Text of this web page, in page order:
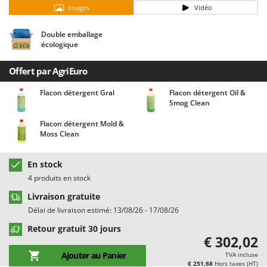
Chaudrons électriques pour polenta
Cisailles taille-haies manuelles
Climatiseurs
Compresseurs d'air électriques
Compresseurs pour la récolte des olives et la taille
Coupe-bordures - Trimmers
Coupe-branches
Couveuses à œufs
Cultivateurs Tiller à ressorts - Extirpateurs
D
Débroussailleuses
Déplaqueuses de gazon
Barbieri
Benassi
Beper
Berkel
Bernardi
Besser Vacuum
Bestway
Beta tools
Black & Decker
BlackStone
Blue Bird
Bomet
Images Vidéo
Double emballage
écologique
Offert par AgriEuro
Flacon détergent Gral
Flacon détergent Oil &
Smog Clean
Flacon détergent Mold &
Moss Clean
En stock
4 produits en stock
Livraison gratuite
Délai de livraison estimé: 13/08/26 - 17/08/26
Retour gratuit 30 jours
Ajouter au Panier
€ 302,02
TVA incluse
€ 251,68 Hors taxes (HT)